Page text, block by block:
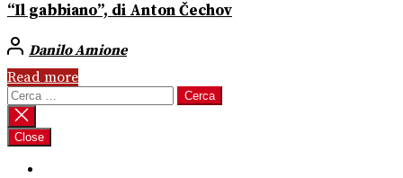
“Il gabbiano”, di Anton Čechov
Danilo Amione
Read more
Ricerca
per:
Close